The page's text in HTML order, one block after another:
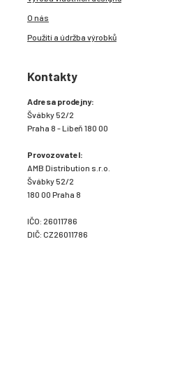
O nás
Použití a údržba výrobků
Kontakty
Adresa prodejny:
Švábky 52/2
Praha 8 - Libeň 180 00
Provozovatel:
AMB Distribution s.r.o.
Švábky 52/2
180 00 Praha 8
IČO: 26011786
DIČ: CZ26011786